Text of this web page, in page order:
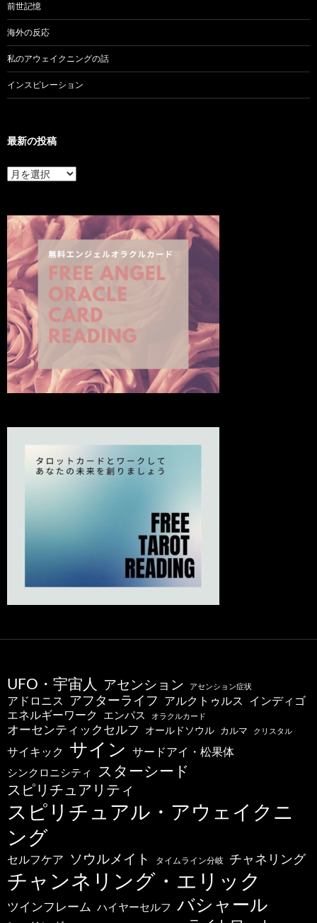
前世記憶
海外の反応
私のアウェイクニングの話
インスピレーション
最新の投稿
最
新
稿
UFO・宇宙人 アセンション アセンション症状
アドロニス アフターライフ アルクトゥルス インディゴ
エネルギーワーク エンパス オラクルカード
オーセンティックセルフ オールドソウル カルマ クリスタル
サイキック サイン サードアイ・松果体
シンクロニシティ スターシード
スピリチュアリティ
スピリチュアル・アウェイクニ
ング
セルフケア ソウルメイト タイムライン分岐 チャネリング
チャンネリング・エリック
ツインフレーム ハイヤーセルフ バシャール